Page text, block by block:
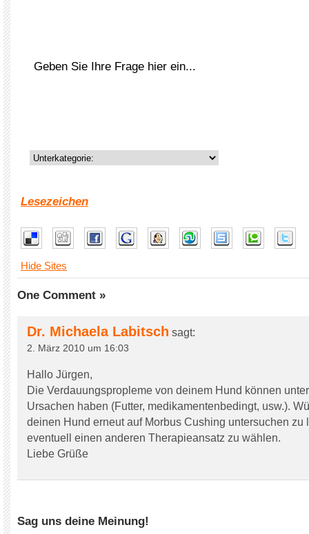
Lesezeichen
Hide Sites
One Comment »
Dr. Michaela Labitsch sagt:
2. März 2010 um 16:03
Hallo Jürgen,
Die Verdauungspropleme von deinem Hund können
Ursachen haben (Futter, medikamentenbedingt, usw.).
deinen Hund erneut auf Morbus Cushing untersuchen zu
eventuell einen anderen Therapieansatz zu wählen.
Liebe Grüße
Sag uns deine Meinung!